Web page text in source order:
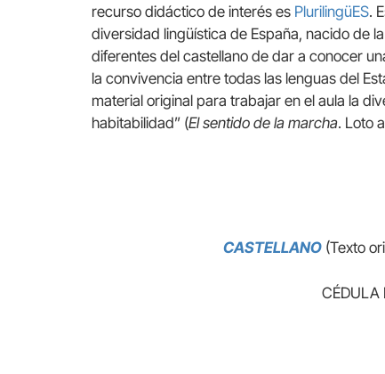
recurso didáctico de interés es PlurilingüES.
diversidad lingüística de España, nacido de
diferentes del castellano de dar a conocer
la convivencia entre todas las lenguas del
material original para trabajar en el aula la
habitabilidad” (El sentido de la marcha. Loto
CASTELLANO(Texto
CÉDULA